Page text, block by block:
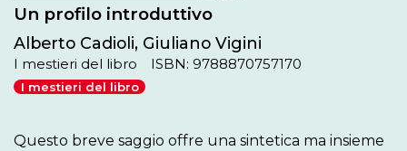
Un profilo introduttivo
Alberto Cadioli, Giuliano Vigini
I mestieri del libro ISBN: 9788870757170
I mestieri del libro
Questo breve saggio offre una sintetica ma insieme